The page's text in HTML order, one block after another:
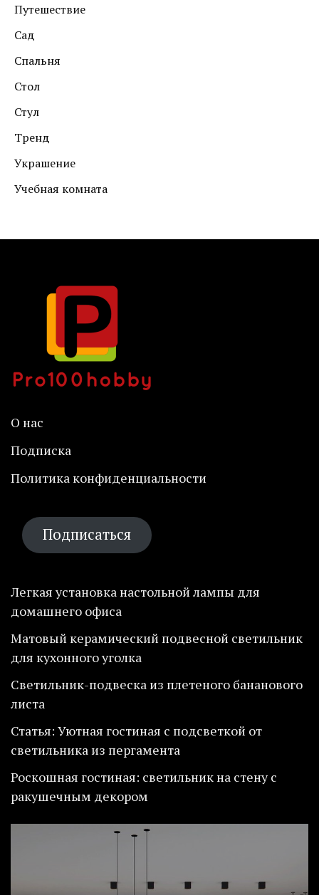
Путешествие
Сад
Спальня
Стол
Стул
Тренд
Украшение
Учебная комната
О нас
Подписка
Политика конфиденциальности
Подписаться
Легкая установка настольной лампы для
домашнего офиса
Матовый керамический подвесной светильник
для кухонного уголка
Светильник-подвеска из плетеного бананового
листа
Статья: Уютная гостиная с подсветкой от
светильника из пергамента
Роскошная гостиная: светильник на стену с
ракушечным декором